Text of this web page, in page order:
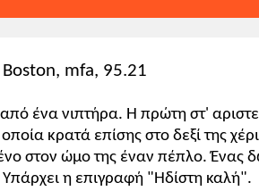
mfa, 95.21
ένα νιπτήρα. Η πρώτη στ'
κρατά επίσης στο δεξί της χέρι
στον ώμο της έναν πέπλο. Ένας
Υπάρχει η επιγραφή "Ηδίστη καλή".